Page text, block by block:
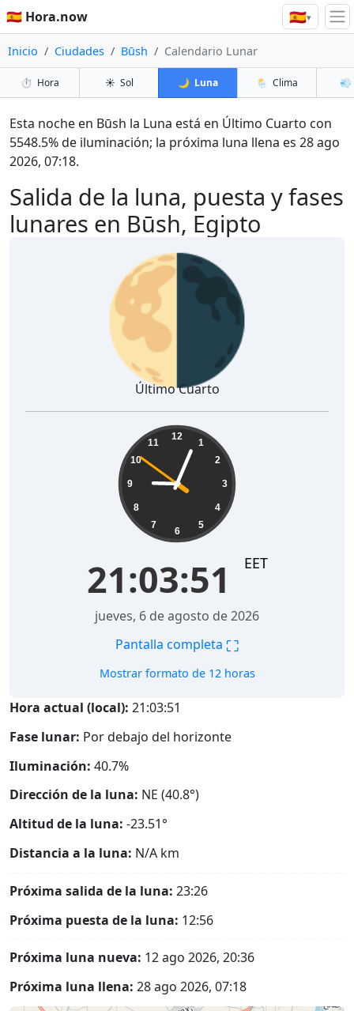
🇪🇸 Hora.now 🇪🇸▾
Inicio Ciudades Būsh Calendario Lunar
⏱️ Hora ☀️ Sol 🌙 Luna 🌦️ Clima 💨
Salida de la luna, puesta y fases
lunares en Būsh, Egipto
Esta noche en Būsh la Luna está en Último Cuarto con
5548.5% de iluminación; la próxima luna llena es 28 ago
2026, 07:18.
🌗
Último Cuarto
12
1
2
3
4
5
6
7
8
9
10
11
21:03:52 EET
jueves, 6 de agosto de 2026
Pantalla completa ⛶
Mostrar formato de 12 horas
Hora actual (local): 21:03:52
Fase lunar: Por debajo del horizonte
Iluminación: 40.7%
Dirección de la luna: NE (40.8°)
Altitud de la luna: -23.51°
Distancia a la luna: N/A km
Próxima salida de la luna: 23:26
Próxima puesta de la luna: 12:56
Próxima luna nueva: 12 ago 2026, 20:36
Próxima luna llena: 28 ago 2026, 07:18